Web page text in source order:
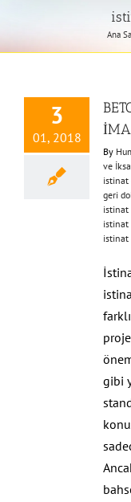
Ana
3
01, 2018
By
ve
istinat
geri
istinat
istinat
istinat
gibi